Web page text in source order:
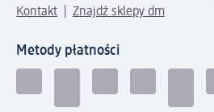
Kontakt
Znajdź sklepy dm
Metody płatności